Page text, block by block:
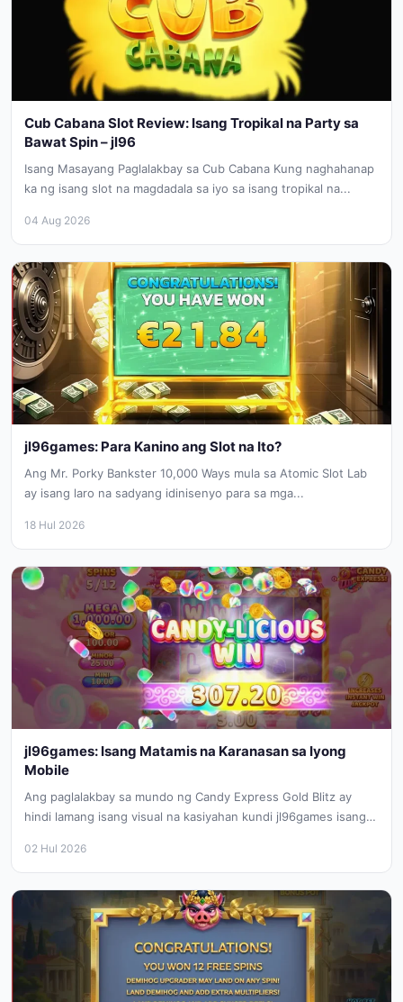
Cub Cabana Slot Review: Isang Tropikal na Party sa
Bawat Spin – jl96
Isang Masayang Paglalakbay sa Cub Cabana Kung naghahanap
ka ng isang slot na magdadala sa iyo sa isang tropikal na...
04 Aug 2026
jl96games: Para Kanino ang Slot na Ito?
Ang Mr. Porky Bankster 10,000 Ways mula sa Atomic Slot Lab
ay isang laro na sadyang idinisenyo para sa mga...
18 Hul 2026
jl96games: Isang Matamis na Karanasan sa Iyong
Mobile
Ang paglalakbay sa mundo ng Candy Express Gold Blitz ay
hindi lamang isang visual na kasiyahan kundi jl96games isang
02 Hul 2026